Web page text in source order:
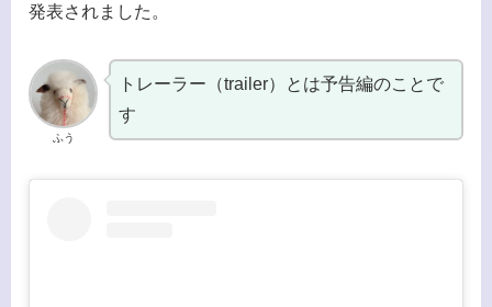
発表されました。
ふう
トレーラー（trailer）とは予告編のことで
す